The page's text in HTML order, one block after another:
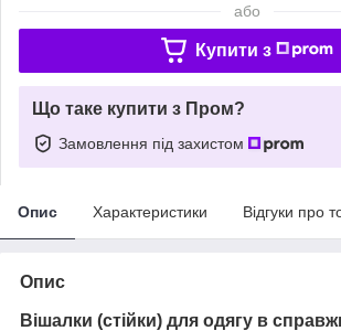
або
Купити з
Що таке купити з Пром?
Замовлення під захистом
Опис Характеристики Відгуки про
Опис
Вішалки (стійки) для одягу в